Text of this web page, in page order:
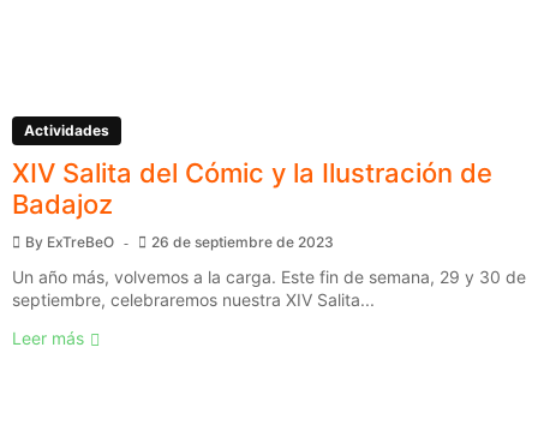
Actividades
XIV Salita del Cómic y la Ilustración de
Badajoz
By ExTreBeO 26 de septiembre de 2023
Un año más, volvemos a la carga. Este fin de semana, 29 y 30 de
septiembre, celebraremos nuestra XIV Salita...
Leer más